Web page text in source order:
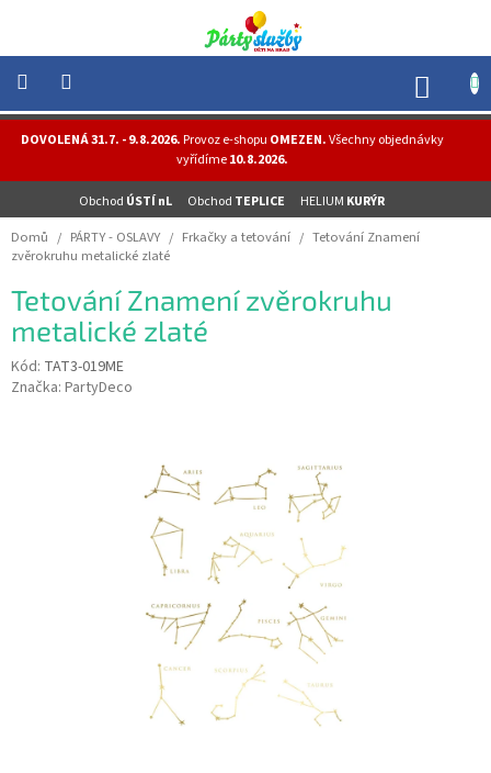
obsah
DOVOLENÁ 31.7. - 9.8.2026.Provoz e-shopu OMEZEN.Všechny objednávky
vyřídíme10.8.2026.
Obchod ÚSTÍ nL Obchod TEPLICE HELIUM KURÝR
NOVINKY
HELIUM
-
OSLAVY
MASKY
-
KOSTÝMY
Domů / PÁRTY - OSLAVY / Frkačky a tetování / Tetování Znamení
zvěrokruhu metalické zlaté
Tetování Znamení zvěrokruhu
metalické zlaté
Kód: TAT3-019ME
Značka: PartyDeco